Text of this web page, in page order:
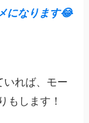
になります😂
いれば、モー
もします！